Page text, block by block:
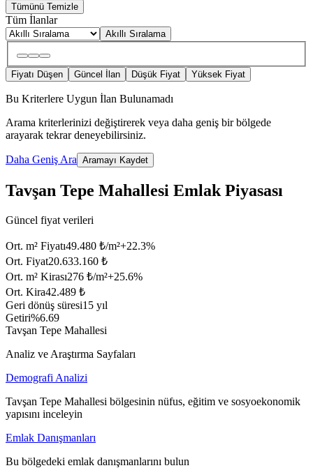
Tümünü Temizle
Tüm İlanlar
Akıllı Sıralama
Fiyatı Düşen Güncel İlan Düşük Fiyat Yüksek Fiyat
Bu Kriterlere Uygun İlan Bulunamadı
Arama kriterlerinizi değiştirerek veya daha geniş bir bölgede
arayarak tekrar deneyebilirsiniz.
Daha Geniş Ara Aramayı Kaydet
Tavşan Tepe Mahallesi Emlak Piyasası
Güncel fiyat verileri
Ort. m² Fiyatı49.480 ₺/m²+22.3%
Ort. Fiyat20.633.160 ₺
Ort. m² Kirası276 ₺/m²+25.6%
Ort. Kira42.489 ₺
Geri dönüş süresi15 yıl
Getiri%6.69
Tavşan Tepe Mahallesi
Analiz ve Araştırma Sayfaları
Demografi Analizi
Tavşan Tepe Mahallesi bölgesinin nüfus, eğitim ve sosyoekonomik
yapısını inceleyin
Emlak Danışmanları
Bu bölgedeki emlak danışmanlarını bulun